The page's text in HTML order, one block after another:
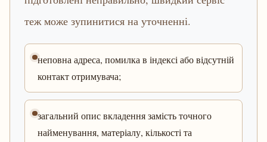
теж може зупинитися на уточненні.
неповна адреса, помилка в індексі або відсутній
контакт отримувача;
загальний опис вкладення замість точного
найменування, матеріалу, кількості та